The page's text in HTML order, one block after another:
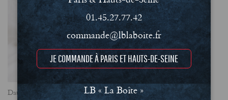
Date
01.45.27.77.42
commande@lblaboite.fr
JE COMMANDE À PARIS ET HAUTS-DE-SEINE
LB « La Boîte »